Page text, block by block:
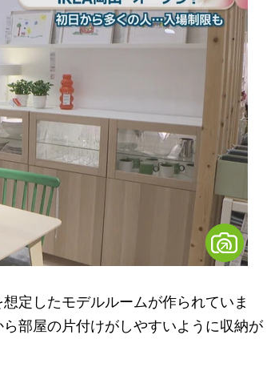
定したモデルルームが作られていま
部屋の片付けがしやすいように収納が